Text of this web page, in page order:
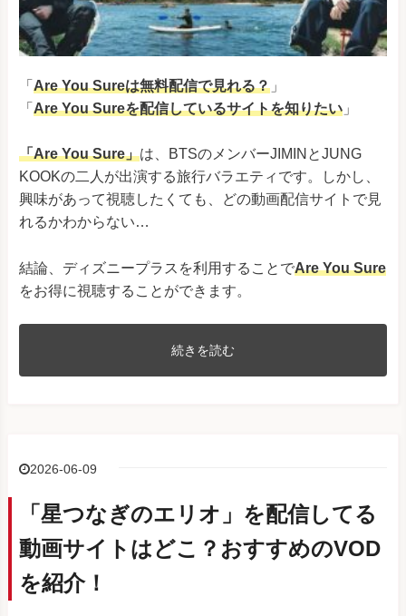
「 Are You Sureは無料配信で見れる？ 」
「 Are You Sureを配信しているサイトを知りたい 」
「Are You Sure」は、BTSのメンバーJIMINとJUNG
KOOKの二人が出演する旅行バラエティです。しかし、
興味があって視聴したくても、どの動画配信サイトで見
れるかわからない…
結論、ディズニープラスを利用することでAre You Sure
をお得に視聴することができます。
続きを読む
2026-06-09
「星つなぎのエリオ」を配信してる
動画サイトはどこ？おすすめのVOD
を紹介！